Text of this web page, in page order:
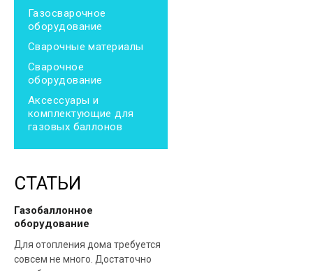
Газосварочное
оборудование
Сварочные материалы
Сварочное
оборудование
Аксессуары и
комплектующие для
газовых баллонов
СТАТЬИ
Газобаллонное
оборудование
Для отопления дома требуется
совсем не много. Достаточно